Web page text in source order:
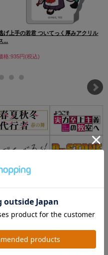
げ上手の若君 ついてっく厚みアクリル
...
格:935円(税込)